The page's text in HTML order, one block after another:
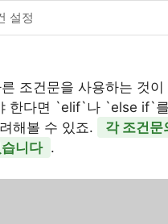
설정
조건문을 사용하는 것
한다면 `elif`나 `else if`
해볼 수 있죠.
각 조건문
니다 .